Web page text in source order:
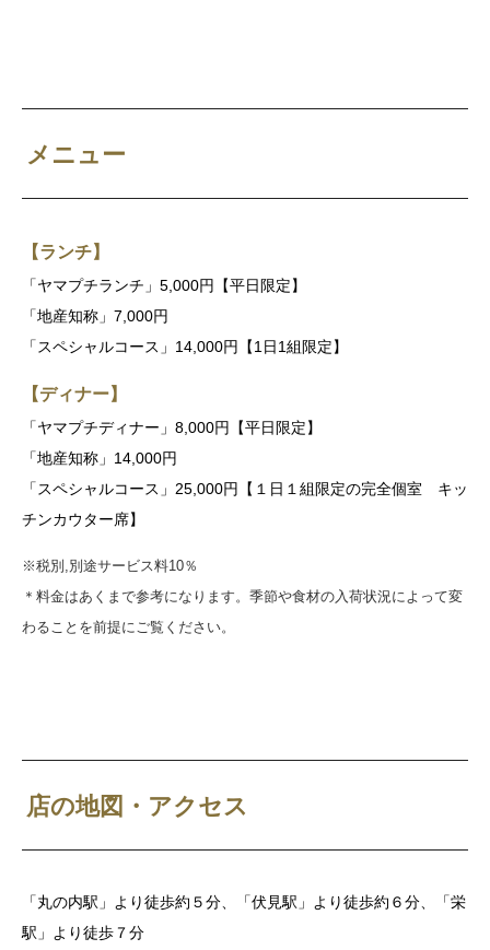
メニュー
【ランチ】
「ヤマプチランチ」5,000円【平日限定】
「地産知称」7,000円
「スペシャルコース」14,000円【1日1組限定】
【ディナー】
「ヤマプチディナー」8,000円【平日限定】
「地産知称」14,000円
「スペシャルコース」25,000円【１日１組限定の完全個室 キッ
チンカウター席】
※税別,別途サービス料10％
＊ 料金はあくまで参考になります。季節や食材の入荷状況によって変
わることを前提にご覧ください。
店の地図・アクセス
「丸の内駅」より徒歩約５分、「伏見駅」より徒歩約６分、「栄
駅」より徒歩７分